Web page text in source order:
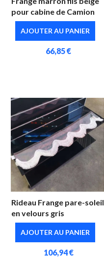
pour cabine de Camion
AJOUTER AU PANIER
66,85 €
Rideau Frange pare-soleil
en velours gris
AJOUTER AU PANIER
106,94 €